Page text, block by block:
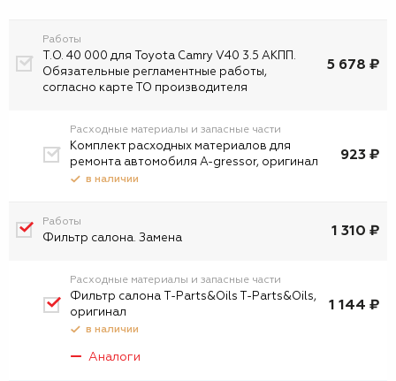
Работы
Т.О. 40 000 для Toyota Camry V40 3.5 АКПП.
Обязательные регламентные работы,
согласно карте ТО производителя
5 678 ₽
Расходные материалы и запасные части
Комплект расходных материалов для
ремонта автомобиля A-gressor, оригинал
в наличии
923 ₽
Работы
Фильтр салона. Замена 1 310 ₽
Расходные материалы и запасные части
Фильтр салона T-Parts&Oils T-Parts&Oils,
оригинал
в наличии
1 144 ₽
Аналоги